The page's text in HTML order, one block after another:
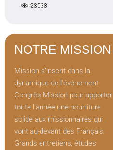
28538
NOTRE MISSION
Mission s’inscrit dans la
dynamique de l’événement
Congrès Mission pour apporter
toute l’année une nourriture
solide aux missionnaires qui
vont au-devant des Français.
Grands entretiens, études